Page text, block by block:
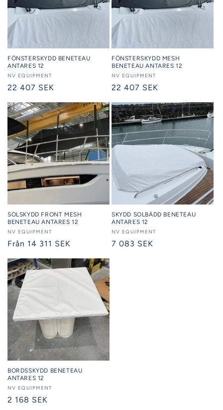
FÖNSTERSKYDD BENETEAU
ANTARES 12
Säljare:
NV EQUIPMENT
Ordinarie
22 407 SEK
FÖNSTERSKYDD MESH
BENETEAU ANTARES 12
Säljare:
NV EQUIPMENT
Ordinarie
22 407 SEK
SOLSKYDD FRONT MESH
BENETEAU ANTARES 12
Säljare:
NV EQUIPMENT
Ordinarie
Från 14 311 SEK
SKYDD SOLBÄDD BENETEAU
ANTARES 12
Säljare:
NV EQUIPMENT
Ordinarie
7 083 SEK
BORDSSKYDD BENETEAU
ANTARES 12
Säljare:
NV EQUIPMENT
Ordinarie
2 168 SEK